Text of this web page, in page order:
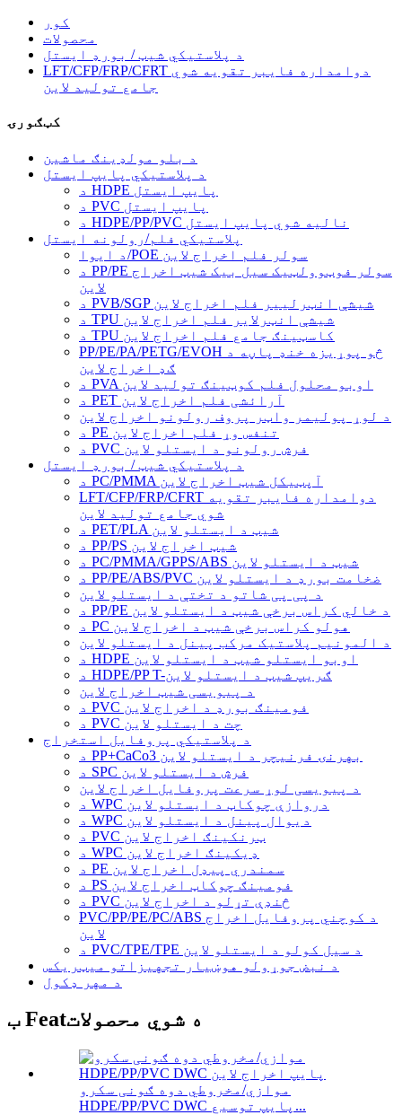
کور
محصولات
د پلاستيکي شیټ / بورډ ایستل
LFT/CFP/FRP/CFRT دوامداره فایبر تقویه شوي
جامع تولید لاین
کټګورۍ
د بلو مولډینګ ماشین
د پلاستيکي پایپ ایستل
د HDPE پایپ ایستل
د PVC پایپ ایستل
د HDPE/PP/PVC نالیه شوي پایپ ایستل
پلاستيکي فلم/رولونه ایستل
د ایوا/POE سولر فلم اخراج لاین
د PP/PE سولر فوټوولټیک سیل بیک شیټ اخراج
لاین
د PVB/SGP شیشې انټرلییر فلم اخراج لاین
د TPU شیشې انټرلایر فلم اخراج لاین
د TPU کاسټینګ جامع فلم اخراج لاین
PP/PE/PA/PETG/EVOH څو پوړیزه خنډ پاڼه د
ګډ اخراج لاین
د PVA اوبو محلول فلم کوټینګ تولید لاین
د PET آرائشی فلم اخراج لاین
د لوړ پولیمر واټر پروف رولونو اخراج لاین
د PE تنفس وړ فلم اخراج لاین
د PVC فرش رولونو د ایستلو لاین
د پلاستيکي شیټ / بورډ ایستل
د PC/PMMA آپټیکل شیټ اخراج لاین
LFT/CFP/FRP/CFRT دوامداره فایبر تقویه
شوي جامع تولید لاین
د PET/PLA شیټ د ایستلو لاین
د PP/PS شیټ اخراج لاین
د PC/PMMA/GPPS/ABS شیټ د ایستلو لاین
د PP/PE/ABS/PVC ضخامت بورډ د ایستلو لاین
د پی پی شاتو د تختې د ایستلو لاین
د PP/PE د خالي کراس برخې شیټ د ایستلو لاین
د PC هولو کراس برخې شیټ د اخراج لاین
د المونیم پلاستیک مرکب پینل د ایستلو لاین
د HDPE اوبو ایستلو شیټ د ایستلو لاین
د HDPE/PP T-ګریپ شیټ د ایستلو لاین
د پیویسی شیټ اخراج لاین
د PVC فومینګ بورډ د اخراج لاین
د PVC چت د ایستلو لاین
د پلاستيکي پروفایل استخراج
د PP+CaCo3 بهرنۍ فرنیچر د ایستلو لاین
د SPC فرش د ایستلو لاین
د پیویسی لوړ سرعت پروفایل اخراج لاین
د WPC دروازې چوکاټ د ایستلو لاین
د WPC دیوال پینل د ایستلو لاین
د PVC ټرنکینګ اخراج لاین
د WPC ډیکینګ اخراج لاین
د PE سمندري پیډل اخراج لاین
د PS فومینګ چوکاټ اخراج لاین
د PVC څنډې تړلو د اخراج لاین
PVC/PP/PE/PC/ABS د کوچني پروفایل اخراج
لاین
د PVC/TPE/TPE د سیل کولو د ایستلو لاین
د نبض جوړولو هوښیار تجهیزاتو میټریکس
د مهر ډکول
ب Featه شوي محصولات
موازي/مخروطي دوه ګونی سکرو
HDPE/PP/PVC DWC پایپ توسیع...